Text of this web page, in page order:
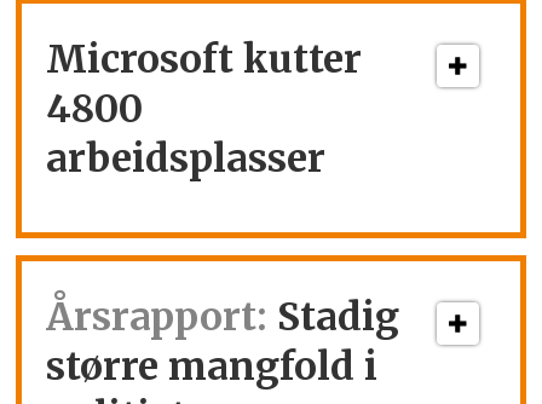
Microsoft kutter
4800
arbeidsplasser
Årsrapport: Stadig
større mangfold i